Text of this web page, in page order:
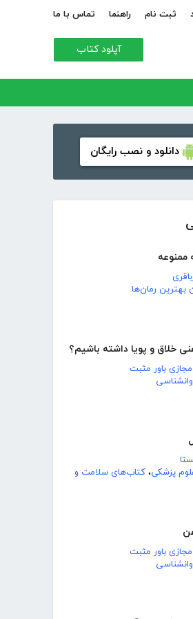
ثبت نام راهنما تماس با ما
آپلود کتاب
دانلود و نصب رایگان
ممنوعه
بهترین رمان‌ها
خلاق و پویا داشته باشیم؟
باور مثبت
پزشکی، کتاب‌های سلامت و
باور مثبت